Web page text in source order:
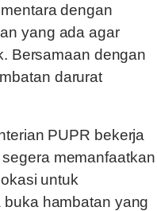
dengan
yang ada agar
Bersamaan dengan
darurat
PUPR bekerja
memanfaatkan
untuk
buka hambatan yang